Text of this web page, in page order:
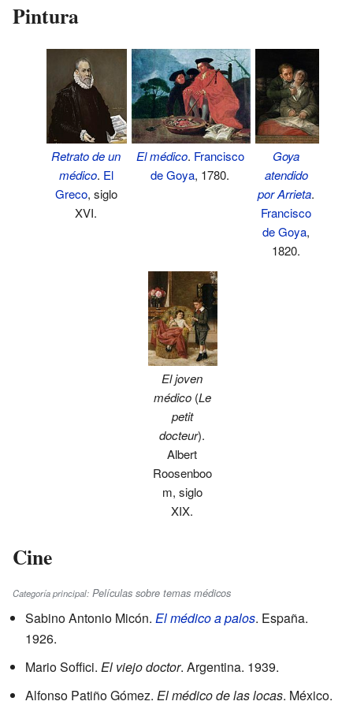
Pintura
Retrato de un
médico. El
Greco, siglo
XVI.
El médico. Francisco
de Goya, 1780.
Goya
atendido
por Arrieta.
Francisco
de Goya,
1820.
El joven
médico(Le
petit
docteur).
Albert
Roosenboo
m, siglo
XIX.
Cine
Categoría principal: Películas sobre temas médicos
Sabino Antonio Micón. El médico a palos. España.
1926.
Mario Soffici. El viejo doctor. Argentina. 1939.
Alfonso Patiño Gómez. El médico de las locas. México.